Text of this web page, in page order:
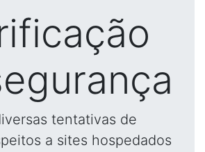
tentativas de
a sites hospedados